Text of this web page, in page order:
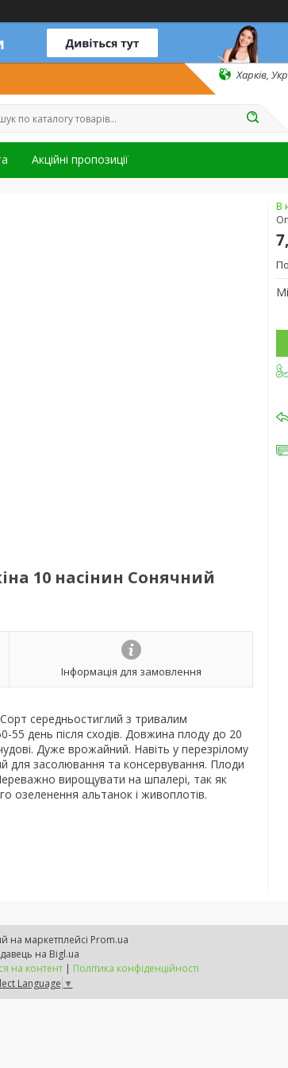
Харків,
Акційні пропозиції
10 насінин Сонячний
Інформація для замовлення
середньостиглий з тривалим
день після сходів. Довжина плоду до 20
Дуже врожайний. Навіть у перезрілому
для засолювання та консервування. Плоди
вирощувати на шпалері, так як
озеленення альтанок і живоплотів.
В
на маркетплейсі Prom.ua
на Bigl.ua
на контент | Політика конфіденційності
Language ▼